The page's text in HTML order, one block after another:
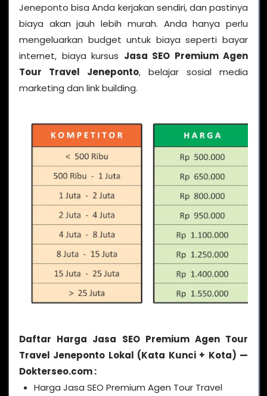
Jeneponto bisa Anda kerjakan sendiri, dan pastinya
biaya akan jauh lebih murah. Anda hanya perlu
mengeluarkan budget untuk biaya seperti bayar
internet, biaya kursus Jasa SEO Premium Agen
Tour Travel Jeneponto, belajar sosial media
marketing dan link building.
Daftar Harga Jasa SEO Premium Agen Tour
Travel Jeneponto Lokal (Kata Kunci + Kota) —
Dokterseo.com :
Harga Jasa SEO Premium Agen Tour Travel